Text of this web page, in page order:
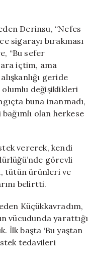
Derinsu, “Nefes
sigarayı bırakması
“Bu sefer
içtim, ama
geride
olumlu değişiklikleri
buna inanmadı,
olan herkese
vererek, kendi
görevli
tütün ürünleri ve
belirtti.
Küçükkavradım,
vücudunda yarattığı
İlk başta ‘Bu yaştan
tedavileri